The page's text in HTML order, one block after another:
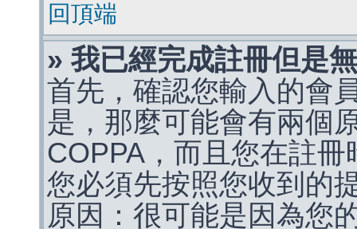
回頂端
» 我已經完成註冊但是
首先，確認您輸入的會
是，那麼可能會有兩個
COPPA，而且您在註
您必須先按照您收到的
原因：很可能是因為您